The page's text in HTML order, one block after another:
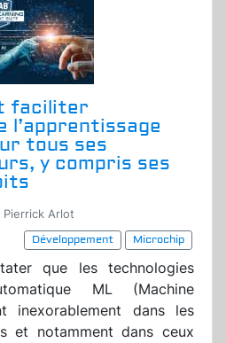
faciliter
l’apprentissage
tous ses
y compris ses
Arlot
Développement
Microchip
que les technologies
ML (Machine
inexorablement dans les
et notamment dans ceux